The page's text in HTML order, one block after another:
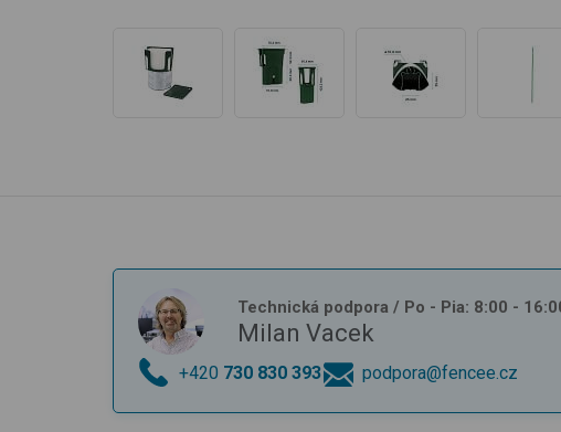
Technická podpora / Po - Pia: 8:00 -
Milan Vacek
+420 730 830 393 podpora@fencee.cz